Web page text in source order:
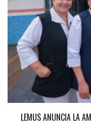
LEMUS ANUNCIA LA